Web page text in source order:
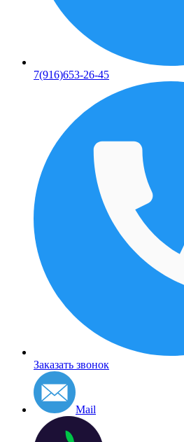
7(916)653-26-45
Заказать звонок
Mail